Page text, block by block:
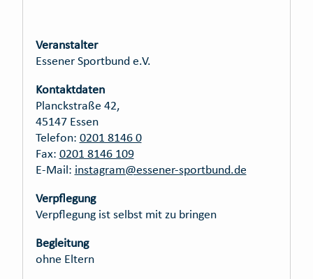
Veranstalter
Essener Sportbund e.V.
Kontaktdaten
Planckstraße 42,
45147 Essen
Telefon: 0201 8146 0
Fax: 0201 8146 109
E-Mail: instagram@essener-sportbund.de
Verpflegung
Verpflegung ist selbst mit zu bringen
Begleitung
ohne Eltern